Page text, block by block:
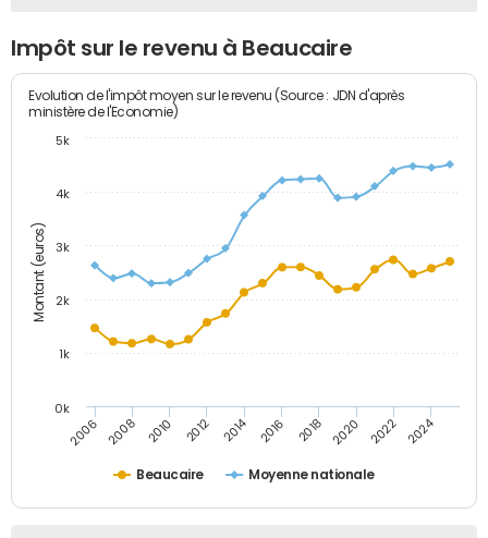
Impôt sur le revenu à Beaucaire
Montant (euros)
Evolution de l'impôt moyen sur le revenu (Source : JDN d'après
ministère de l'Economie)
Beaucaire Moyenne nationale
2006 2008 2010 2012 2014 2016 2018 2020 2022 2024
0k
1k
2k
3k
4k
5k